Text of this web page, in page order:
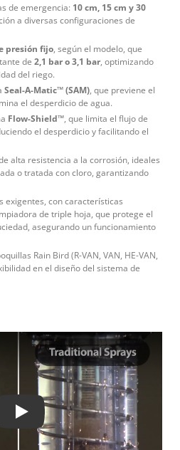
de emergencia: 10 cm, 15 cm y 30
a diversas configuraciones de
presión fijo, según el modelo, que
de 2,1 bar o 3,1 bar, optimizando
del riego.
Seal-A-Matic™ (SAM), que previene el
el desperdicio de agua.
Flow-Shield™, que limita el flujo de
el desperdicio y facilitando el
alta resistencia a la corrosión, ideales
o tratada con cloro, garantizando
exigentes, con características
de triple hoja, que protege el
asegurando un funcionamiento
Rain Bird (R-VAN, VAN, HE-VAN,
en el diseño del sistema de
Play